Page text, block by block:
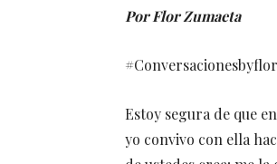
Por Flor Zumaeta
Estoy segura de que
yo convivo con ella